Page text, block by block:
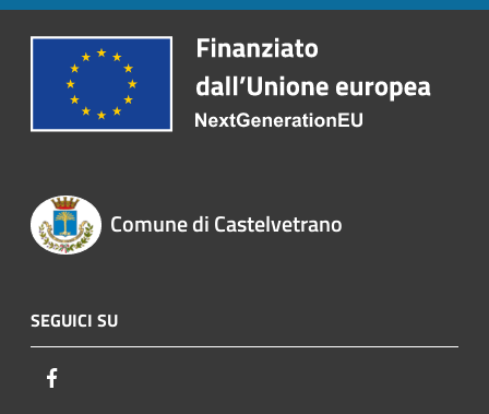
Comune di Castelvetrano
SEGUICI SU